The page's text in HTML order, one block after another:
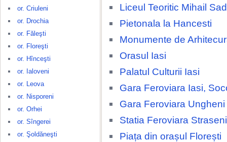
or. Criuleni
or. Drochia
or. Făleşti
or. Floreşti
or. Hînceşti
or. Ialoveni
or. Leova
or. Nisporeni
or. Orhei
or. Sîngerei
or. Şoldăneşti
Liceul Teoritic Mihail
Pietonala la Hancesti
Monumente de
Orasul Iasi
Palatul Culturii Iasi
Gara Feroviara Iasi,
Gara Feroviara Ungheni
Statia Feroviara Straseni
Piața din orașul Florești